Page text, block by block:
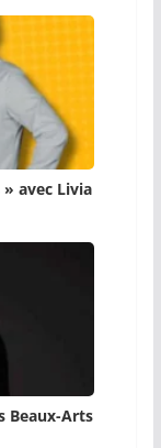
avec Livia
Beaux-Arts